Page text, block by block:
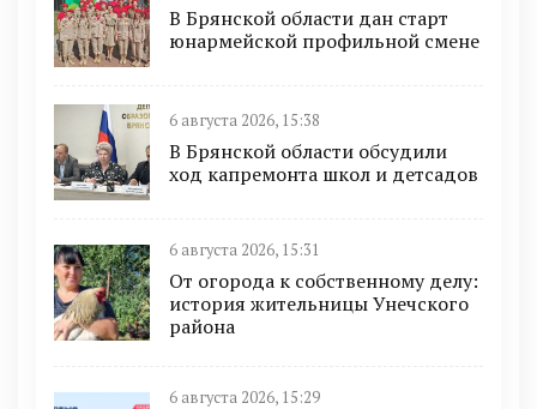
В Брянской области дан старт
юнармейской профильной смене
6 августа 2026, 15:38
В Брянской области обсудили
ход капремонта школ и детсадов
6 августа 2026, 15:31
От огорода к собственному делу:
история жительницы Унечского
района
6 августа 2026, 15:29